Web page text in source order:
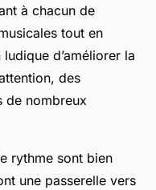
à chacun de
tout en
d’améliorer la
des
de nombreux
rythme sont bien
une passerelle vers